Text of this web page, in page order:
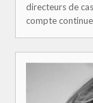
directeurs de
compte